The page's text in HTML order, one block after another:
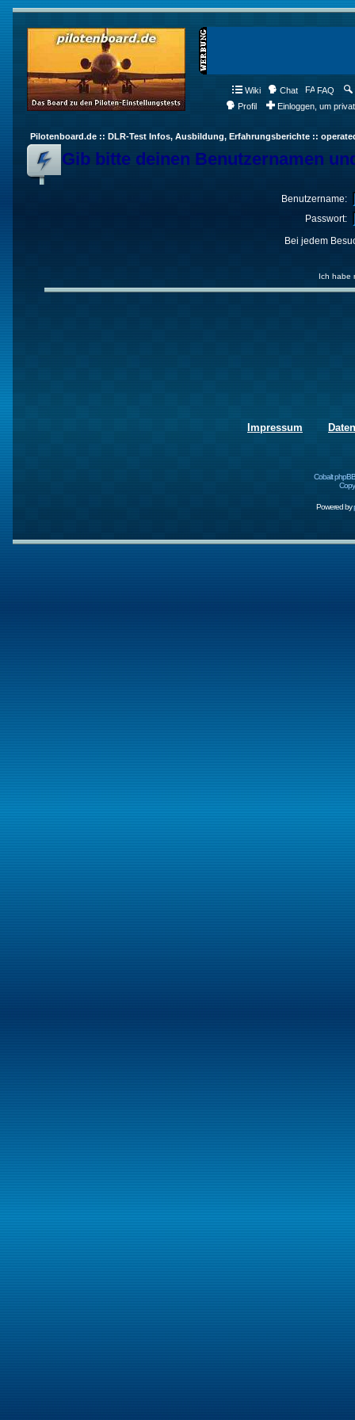
Wiki Chat FAQ
Profil
Einloggen, um
Pilotenboard.de :: DLR-Test Infos, Ausbildung, Erfahrungsberichte ::
Gib bitte deinen Benutzernamen
Benutzername:
Passwort:
Bei jedem
Ich habe
Impressum
Cobalt
Powered by